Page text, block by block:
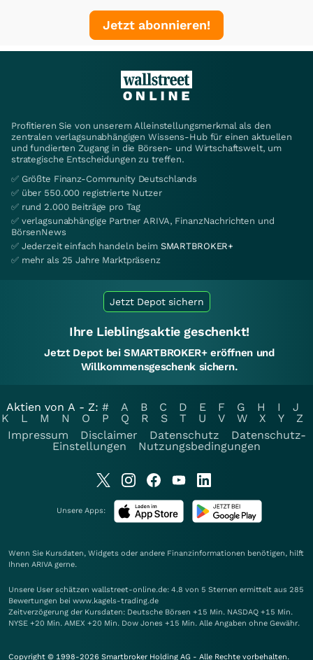
Jetzt abonnieren!
Profitieren Sie von unserem Alleinstellungsmerkmal als den
zentralen verlagsunabhängigen Wissens-Hub für einen aktuellen
und fundierten Zugang in die Börsen- und Wirtschaftswelt, um
strategische Entscheidungen zu treffen.
✅ Größte Finanz-Community Deutschlands
✅ über 550.000 registrierte Nutzer
✅ rund 2.000 Beiträge pro Tag
✅ verlagsunabhängige Partner ARIVA, FinanzNachrichten und
BörsenNews
✅ Jederzeit einfach handeln beim SMARTBROKER+
✅ mehr als 25 Jahre Marktpräsenz
Jetzt Depot sichern
Ihre Lieblingsaktie geschenkt!
Jetzt Depot bei SMARTBROKER+ eröffnen und
Willkommensgeschenk sichern.
Aktien von A - Z: # A B C D E F G H I
J
K
L M N O P Q R S T U V W X Y
Z
Impressum
Disclaimer Datenschutz
Datenschutz-
Einstellungen
Nutzungsbedingungen
Unsere Apps:
Wenn Sie Kursdaten, Widgets oder andere Finanzinformationen benötigen, hilft
Ihnen ARIVA gerne.
Unsere User schätzen wallstreet-online.de: 4.8 von 5 Sternen ermittelt aus 285
Bewertungen bei www.kagels-trading.de
Zeitverzögerung der Kursdaten: Deutsche Börsen +15 Min. NASDAQ +15 Min.
NYSE +20 Min. AMEX +20 Min. Dow Jones +15 Min. Alle Angaben ohne Gewähr.
Copyright © 1998-2026 Smartbroker Holding AG - Alle Rechte vorbehalten.